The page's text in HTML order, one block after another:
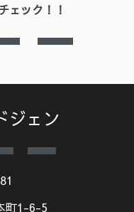
ェック！！
ジェン
町1-6-5